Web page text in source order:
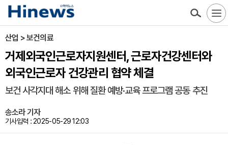
산업 > 보건의료
거제외국인근로자지원센터, 근로자건강센터와
외국인근로자 건강관리 협약 체결
보건 사각지대 해소 위해 질환 예방·교육 프로그램 공동 추진
송소라 기자
기사입력 : 2025-05-29 12:03